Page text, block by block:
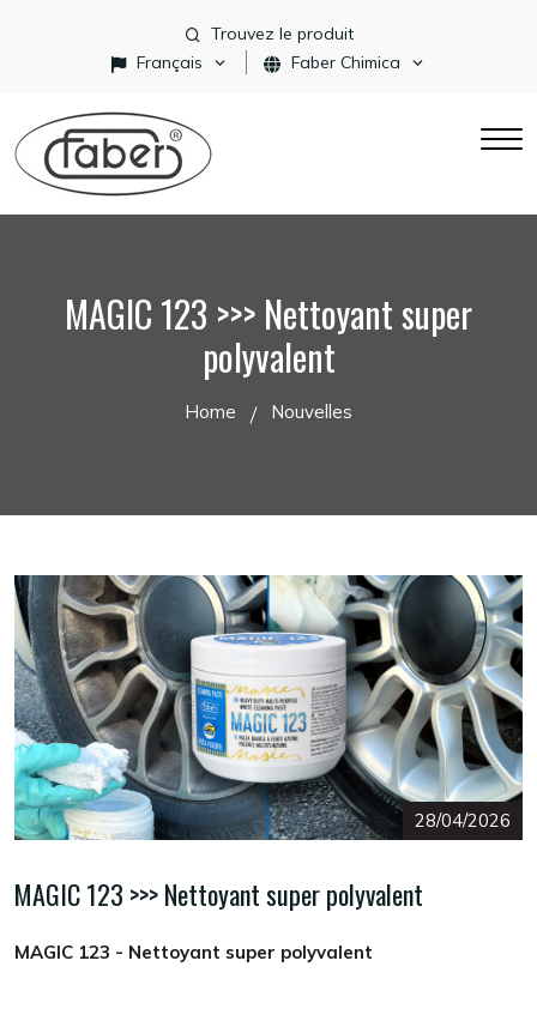
Trouvez le produit
Français
Faber Chimica
MAGIC 123 >>> Nettoyant super
polyvalent
Home Nouvelles
28/04/2026
MAGIC 123 >>> Nettoyant super polyvalent
MAGIC 123 - Nettoyant super polyvalent